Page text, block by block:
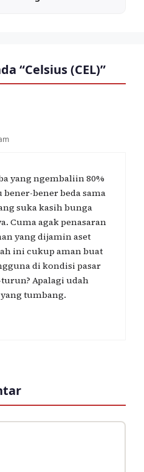
“Celsius (CEL)”
yang ngembaliin 80%
bener beda sama
suka kasih bunga
Cuma agak penasaran
yang dijamin aset
ini cukup aman buat
di kondisi pasar
Apalagi udah
tumbang.